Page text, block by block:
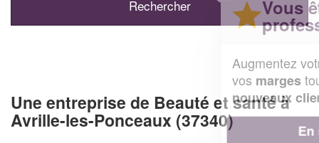
Une entreprise de Beauté et santé à
Avrille-les-Ponceaux (37340)
Vous êtes un
professionnel ?
chiffre d'affaireset
tout en gagnant de
nouveaux clients!
En savoir plus